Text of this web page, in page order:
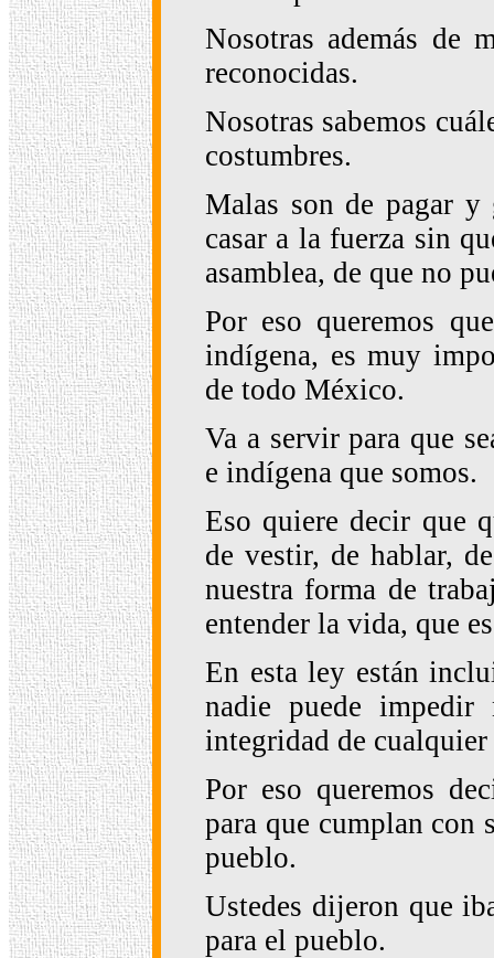
Nosotras además de
reconocidas.
Nosotras sabemos
costumbres.
Malas son de pagar
casar a la fuerza sin
asamblea, de que no
Por eso queremos
indígena, es muy
de todo México.
Va a servir para que
e indígena que somos.
Eso quiere decir que
de vestir, de hablar,
nuestra forma de
entender la vida, que
En esta ley están
nadie puede impedir
integridad de
Por eso queremos
para que cumplan con
pueblo.
Ustedes dijeron que
para el pueblo.